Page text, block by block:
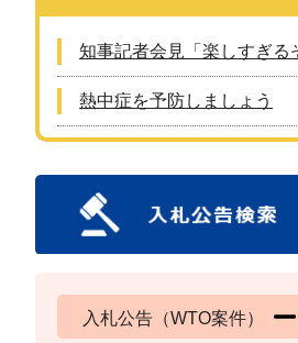
知事記者会見「楽しすぎ
熱中症を予防しましょう
入札公告（WTO案件）